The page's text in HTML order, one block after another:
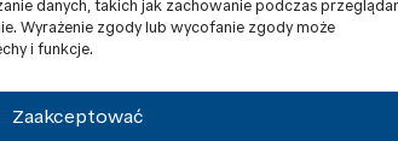
danych, takich jak zachowanie podczas
Wyrażenie zgody lub wycofanie zgody może
i funkcje.
Zaakceptować